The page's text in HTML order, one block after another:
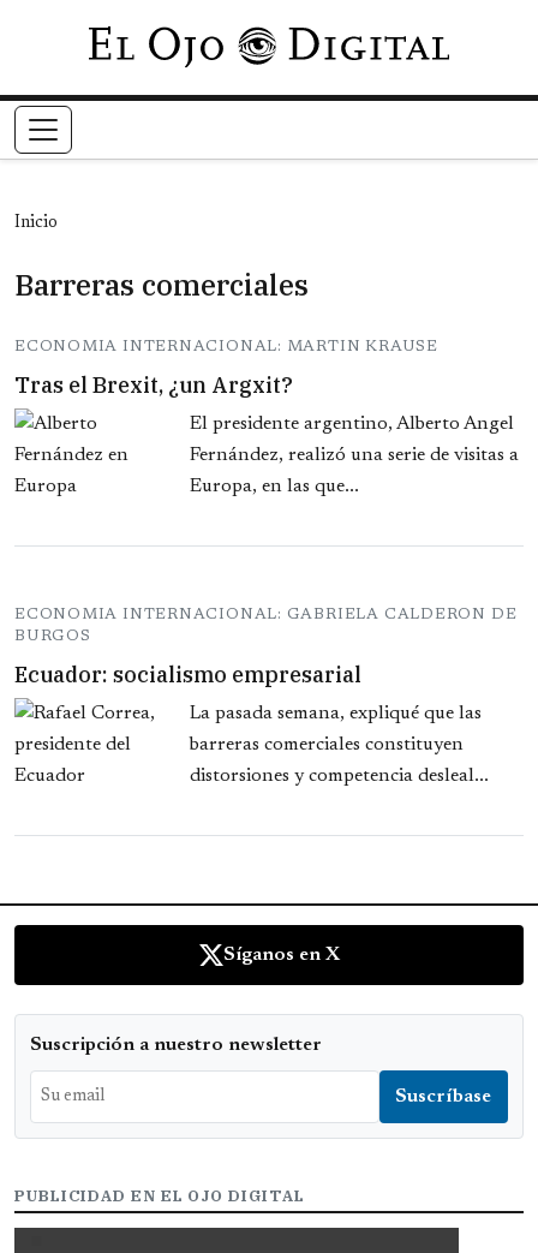
Pasar al contenido principal
Inicio
Barreras comerciales
ECONOMIA INTERNACIONAL: MARTIN KRAUSE
Tras el Brexit, ¿un Argxit?
El presidente argentino, Alberto Angel
Fernández, realizó una serie de visitas a
Europa, en las que...
ECONOMIA INTERNACIONAL: GABRIELA CALDERON DE
BURGOS
Ecuador: socialismo empresarial
La pasada semana, expliqué que las
barreras comerciales constituyen
distorsiones y competencia desleal...
Síganos en X
Suscripción a nuestro newsletter
PUBLICIDAD EN EL OJO DIGITAL